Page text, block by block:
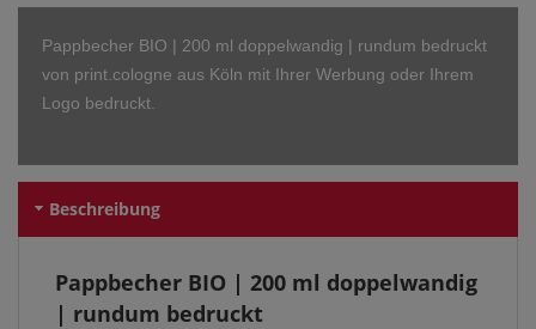
Pappbecher BIO | 200 ml doppelwandig | rundum bedruckt
von print.cologne aus Köln mit Ihrer Werbung oder Ihrem
Logo bedruckt.
Beschreibung
Pappbecher BIO | 200 ml doppelwandig
| rundum bedruckt